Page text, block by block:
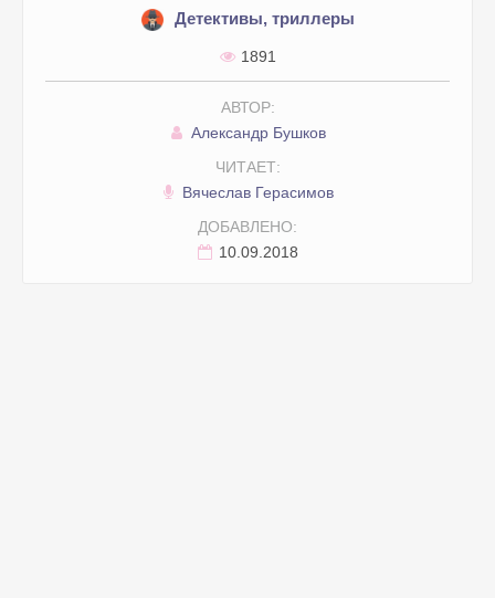
Детективы, триллеры
1891
АВТОР:
Александр Бушков
ЧИТАЕТ:
Вячеслав Герасимов
ДОБАВЛЕНО:
10.09.2018